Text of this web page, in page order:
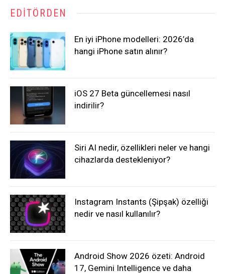
EDITÖRDEN
En iyi iPhone modelleri: 2026’da
hangi iPhone satın alınır?
iOS 27 Beta güncellemesi nasıl
indirilir?
Siri AI nedir, özellikleri neler ve hangi
cihazlarda destekleniyor?
Instagram Instants (Şipşak) özelliği
nedir ve nasıl kullanılır?
Android Show 2026 özeti: Android
17, Gemini Intelligence ve daha